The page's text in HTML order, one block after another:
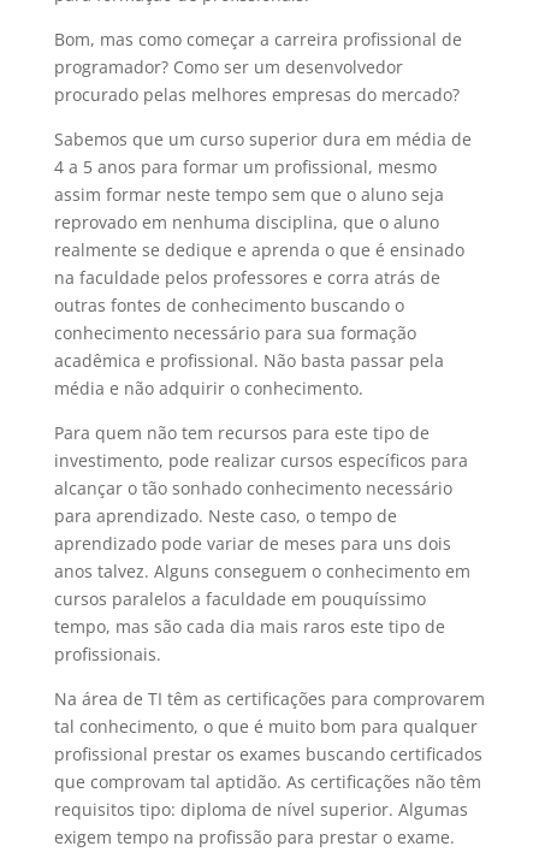
Bom, mas como começar a carreira profissional de
programador? Como ser um desenvolvedor
procurado pelas melhores empresas do mercado?
Sabemos que um curso superior dura em média de
4 a 5 anos para formar um profissional, mesmo
assim formar neste tempo sem que o aluno seja
reprovado em nenhuma disciplina, que o aluno
realmente se dedique e aprenda o que é ensinado
na faculdade pelos professores e corra atrás de
outras fontes de conhecimento buscando o
conhecimento necessário para sua formação
acadêmica e profissional. Não basta passar pela
média e não adquirir o conhecimento.
Para quem não tem recursos para este tipo de
investimento, pode realizar cursos específicos para
alcançar o tão sonhado conhecimento necessário
para aprendizado. Neste caso, o tempo de
aprendizado pode variar de meses para uns dois
anos talvez. Alguns conseguem o conhecimento em
cursos paralelos a faculdade em pouquíssimo
tempo, mas são cada dia mais raros este tipo de
profissionais.
Na área de TI têm as certificações para comprovarem
tal conhecimento, o que é muito bom para qualquer
profissional prestar os exames buscando certificados
que comprovam tal aptidão. As certificações não têm
requisitos tipo: diploma de nível superior. Algumas
exigem tempo na profissão para prestar o exame.